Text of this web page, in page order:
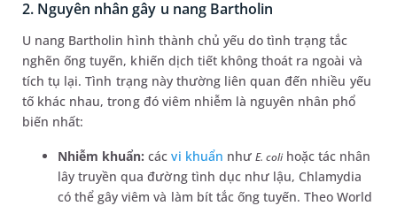
2. Nguyên nhân gây u nang Bartholin
U nang Bartholin hình thành chủ yếu do tình trạng tắc
nghẽn ống tuyến, khiến dịch tiết không thoát ra ngoài và
tích tụ lại. Tình trạng này thường liên quan đến nhiều yếu
tố khác nhau, trong đó viêm nhiễm là nguyên nhân phổ
biến nhất:
Nhiễm khuẩn: cácvi khuẩn như E. colihoặc tác nhân
lây truyền qua đường tình dục như lậu, Chlamydia
có thể gây viêm và làm bít tắc ống tuyến. Theo World